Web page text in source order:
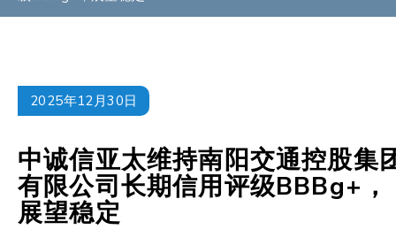
2025年12月30日
中诚信亚太维持南阳交通控股集
有限公司长期信用评级BBBg+，
展望稳定